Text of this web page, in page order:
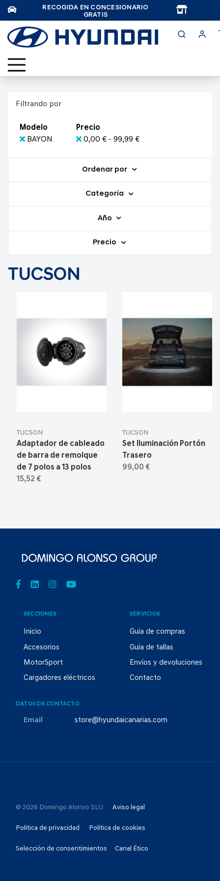
RECOGIDA EN CONCESIONARIO
GRATIS
Filtrando por
Modelo
BAYON
Precio
0,00 € - 99,99 €
Ordenar por
Categoría
Año
Precio
TUCSON
TUCSON
Adaptador de cableado
de barra de remolque
de 7 polos a 13 polos
15,52 €
TUCSON
Set Iluminación Portón
Trasero
99,00 €
SECCIONES
Inicio
Accesorios
MotorSport
Cargadores eléctricos
SERVICIOS
Guía de compras
Guía de tallas
Envíos y devoluciones
Contacto
DATOS DE CONTACTO
Email store@hyundaicanarias.com
© 2026 Domingo Alonso SLU Aviso legal
Política de privacidad Política de cookies
Selección de consentimientos Canal Ético